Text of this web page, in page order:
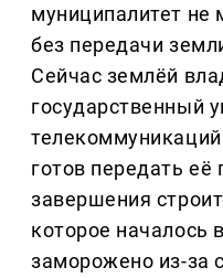
муниципалитет не
без передачи
Сейчас землёй
государственный
готов передать её
завершения
которое началось
заморожено из-за